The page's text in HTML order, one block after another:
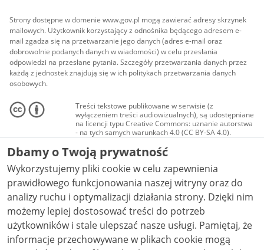
Strony dostępne w domenie www.gov.pl mogą zawierać adresy skrzynek
mailowych. Użytkownik korzystający z odnośnika będącego adresem e-
mail zgadza się na przetwarzanie jego danych (adres e-mail oraz
dobrowolnie podanych danych w wiadomości) w celu przesłania
odpowiedzi na przesłane pytania. Szczegóły przetwarzania danych przez
każdą z jednostek znajdują się w ich politykach przetwarzania danych
osobowych.
Treści tekstowe publikowane w serwisie (z
wyłączeniem treści audiowizualnych), są udostępniane
na licencji typu Creative Commons: uznanie autorstwa
- na tych samych warunkach 4.0 (CC BY-SA 4.0).
Materiały audiowizualne, w tym zdjęcia, materiały
audio i wideo, są udostępniane na licencji typu
Creative Commons: uznanie autorstwa użycie
niekomercyjne - bez utworów zależnych 4.0 (CC BY-
NC-ND 4.0), o ile nie jest to stwierdzone inaczej.
Dbamy o Twoją prywatność
Wykorzystujemy pliki cookie w celu zapewnienia
prawidłowego funkcjonowania naszej witryny oraz do
analizy ruchu i optymalizacji działania strony. Dzięki nim
możemy lepiej dostosować treści do potrzeb
użytkowników i stale ulepszać nasze usługi. Pamiętaj, że
informacje przechowywane w plikach cookie mogą